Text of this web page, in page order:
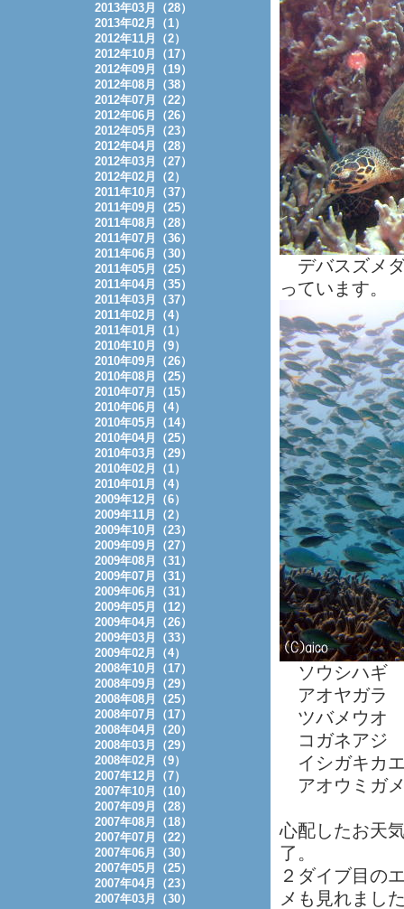
デバスズメ
っています。
ソウシハギ
アオヤガラ
ツバメウオ
コガネアジ
イシガキカ
アオウミガ
心配したお天
了。
２ダイブ目の
メも見れまし
2013年03月（28）
2013年02月（1）
2012年11月（2）
2012年10月（17）
2012年09月（19）
2012年08月（38）
2012年07月（22）
2012年06月（26）
2012年05月（23）
2012年04月（28）
2012年03月（27）
2012年02月（2）
2011年10月（37）
2011年09月（25）
2011年08月（28）
2011年07月（36）
2011年06月（30）
2011年05月（25）
2011年04月（35）
2011年03月（37）
2011年02月（4）
2011年01月（1）
2010年10月（9）
2010年09月（26）
2010年08月（25）
2010年07月（15）
2010年06月（4）
2010年05月（14）
2010年04月（25）
2010年03月（29）
2010年02月（1）
2010年01月（4）
2009年12月（6）
2009年11月（2）
2009年10月（23）
2009年09月（27）
2009年08月（31）
2009年07月（31）
2009年06月（31）
2009年05月（12）
2009年04月（26）
2009年03月（33）
2009年02月（4）
2008年10月（17）
2008年09月（29）
2008年08月（25）
2008年07月（17）
2008年04月（20）
2008年03月（29）
2008年02月（9）
2007年12月（7）
2007年10月（10）
2007年09月（28）
2007年08月（18）
2007年07月（22）
2007年06月（30）
2007年05月（25）
2007年04月（23）
2007年03月（30）